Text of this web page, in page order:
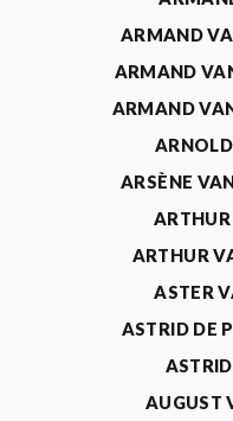
ARMAND
ARMAND
ARMAND
ARSÈNE
ARTHUR
ARTHUR
ASTER
ASTRID DE
AUGUST